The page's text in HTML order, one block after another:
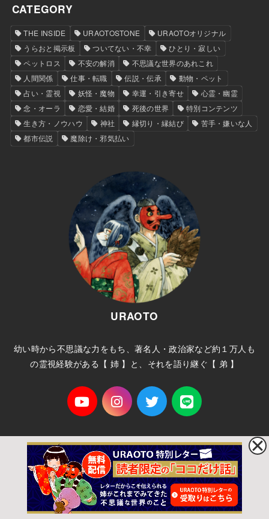
CATEGORY
THE INSIDE URAOTOSTONE
URAOTOオリジナル
うらおと掲示板
ついてない・不幸
ひとり・寂しい
ペットロス
不安の解消
不思議な世界のあれこれ
人間関係
仕事・転職 伝説・伝承
動物・ペット
占い・霊視
妖怪・魔物 幸運・引き寄せ
心霊・幽霊
念・オーラ
恋愛・結婚 死後の世界
特別コンテンツ
生き方・ノウハウ
神社 縁切り・縁結び
苦手・嫌いな人
都市伝説
魔除け・邪気払い
URAOTO
幼い時から不思議な力をもち、著名人・政治家など約１万人も
の霊視経験がある【 姉 】と、それを語り継ぐ【 弟 】
ホーム プライバシーポリシー サイトマップ
お問い合わせ
© 2026URAOTOAll Rights Reserved.